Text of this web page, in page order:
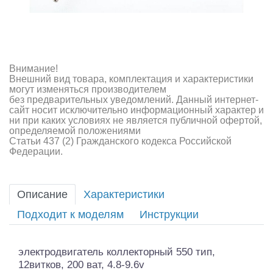
Внимание!
Внешний вид товара, комплектация и характеристики
могут изменяться производителем
без предварительных уведомлений. Данный интернет-
сайт носит исключительно информационный характер и
ни при каких условиях не является публичной офертой,
определяемой положениями
Статьи 437 (2) Гражданского кодекса Российской
Федерации.
Описание
Характеристики
Подходит к моделям
Инструкции
электродвигатель коллекторный 550 тип,
12витков, 200 ват, 4.8-9.6v